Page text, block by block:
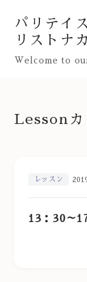
パリテイ
リストナ
Welcome to
Lessonカ
レッスン
13：30～